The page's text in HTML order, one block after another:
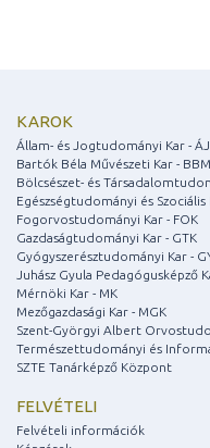
KAROK
Állam- és Jogtudományi Kar -
Bartók Béla Művészeti Kar -
Bölcsészet- és
Egészségtudományi és Szociális
Fogorvostudományi Kar - FOK
Gazdaságtudományi Kar - GTK
Gyógyszerésztudományi Kar -
Juhász Gyula Pedagógusképző
Mérnöki Kar - MK
Mezőgazdasági Kar - MGK
Szent-Györgyi Albert
Természettudományi és
SZTE Tanárképző Központ
FELVÉTELI
Felvételi információk